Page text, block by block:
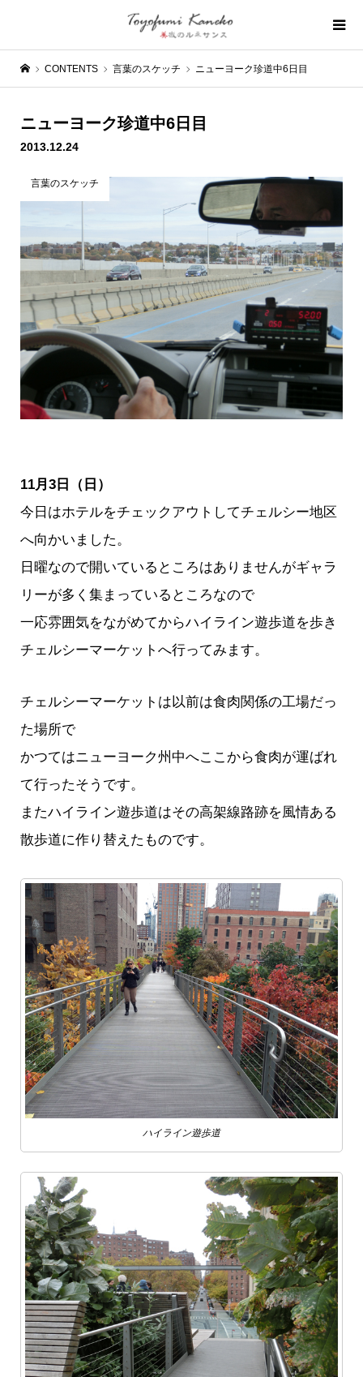
CONTENTS 言葉のスケッチ ニューヨーク珍道中6日目
ニューヨーク珍道中6日目
2013.12.24
言葉のスケッチ
11月3日（日）
今日はホテルをチェックアウトしてチェルシー地区
へ向かいました。
日曜なので開いているところはありませんがギャラ
リーが多く集まっているところなので
一応雰囲気をながめてからハイライン遊歩道を歩き
チェルシーマーケットへ行ってみます。
チェルシーマーケットは以前は食肉関係の工場だっ
た場所で
かつてはニューヨーク州中へここから食肉が運ばれ
て行ったそうです。
またハイライン遊歩道はその高架線路跡を風情ある
散歩道に作り替えたものです。
ハイライン遊歩道